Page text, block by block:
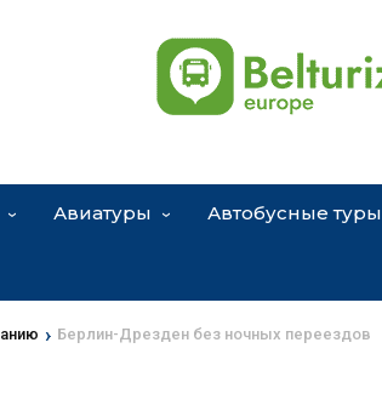
Авиатуры Автобусные туры
› Берлин-Дрезден без ночных переездов